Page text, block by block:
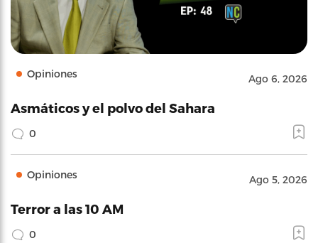
Opiniones Ago 6, 2026
Asmáticos y el polvo del Sahara
0
Opiniones Ago 5, 2026
Terror a las 10 AM
0